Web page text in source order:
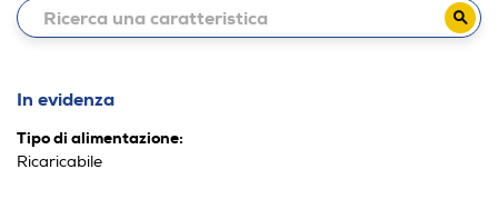
In evidenza
Tipo di alimentazione:
Ricaricabile